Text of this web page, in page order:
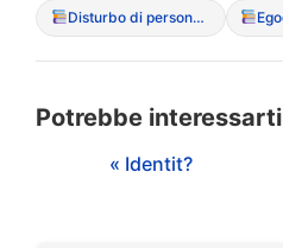
Disturbo di personalit? evitante
Potrebbe interessarti
« Identit?